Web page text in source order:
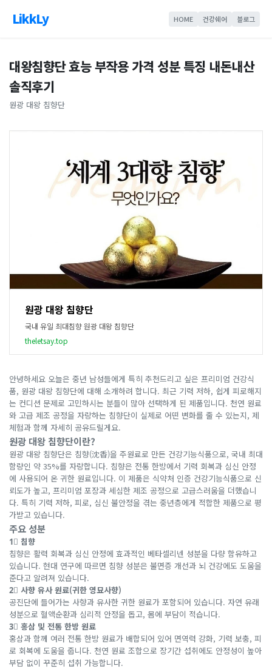
LikkLy HOME 건강쉐어 블로그
대왕침향단 효능 부작용 가격 성분 특징 내돈내산
솔직후기
원광 대왕 침향단
원광 대왕 침향단
국내 유일 최대침향 원광 대왕 침향단
theletsay.top
안녕하세요 오늘은 중년 남성들에게 특히 추천드리고 싶은 프리미엄 건강식
품, 원광 대왕 침향단에 대해 소개하려 합니다. 최근 기력 저하, 쉽게 피로해지
는 컨디션 문제로 고민하시는 분들이 많아 선택하게 된 제품입니다. 천연 원료
와 고급 제조 공정을 자랑하는 침향단이 실제로 어떤 변화를 줄 수 있는지, 제
체험과 함께 자세히 공유드릴게요.
원광 대왕 침향단이란?
원광 대왕 침향단은 침향(沈香)을 주원료로 만든 건강기능식품으로, 국내 최대
함량인 약 35%를 자랑합니다. 침향은 전통 한방에서 기력 회복과 심신 안정
에 사용되어 온 귀한 원료입니다. 이 제품은 식약처 인증 건강기능식품으로 신
뢰도가 높고, 프리미엄 포장과 세심한 제조 공정으로 고급스러움을 더했습니
다. 특히 기력 저하, 피로, 심신 불안정을 겪는 중년층에게 적합한 제품으로 평
가받고 있습니다.
주요 성분
1⃣ 침향
침향은 활력 회복과 심신 안정에 효과적인 베타셀리넨 성분을 다량 함유하고
있습니다. 현대 연구에 따르면 침향 성분은 불면증 개선과 뇌 건강에도 도움을
준다고 알려져 있습니다.
2⃣ 사향 유사 원료(귀한 영묘사향)
공진단에 들어가는 사향과 유사한 귀한 원료가 포함되어 있습니다. 자연 유래
성분으로 혈액순환과 심리적 안정을 돕고, 몸에 부담이 적습니다.
3⃣ 홍삼 및 전통 한방 원료
홍삼과 함께 여러 전통 한방 원료가 배합되어 있어 면역력 강화, 기력 보충, 피
로 회복에 도움을 줍니다. 천연 원료 조합으로 장기간 섭취에도 안정성이 높아
부담 없이 꾸준히 섭취 가능합니다.